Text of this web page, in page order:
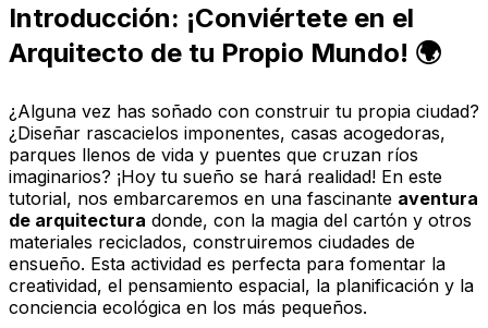
Introducción: ¡Conviértete en el
Arquitecto de tu Propio Mundo! 🌍
¿Alguna vez has soñado con construir tu propia ciudad?
¿Diseñar rascacielos imponentes, casas acogedoras,
parques llenos de vida y puentes que cruzan ríos
imaginarios? ¡Hoy tu sueño se hará realidad! En este
tutorial, nos embarcaremos en una fascinante aventura
de arquitectura donde, con la magia del cartón y otros
materiales reciclados, construiremos ciudades de
ensueño. Esta actividad es perfecta para fomentar la
creatividad, el pensamiento espacial, la planificación y la
conciencia ecológica en los más pequeños.